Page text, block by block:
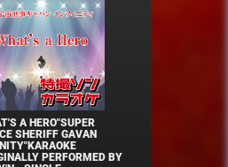
A HERO"SUPER
SHERIFF GAVAN
PERFORMED BY